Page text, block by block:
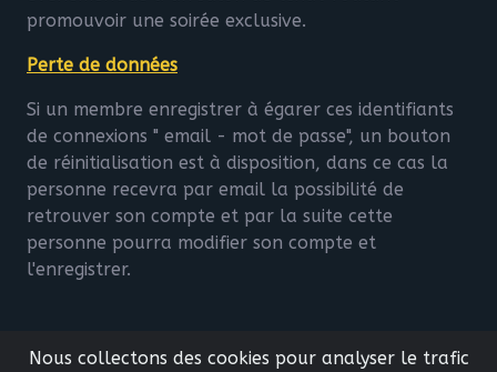
promouvoir une soirée exclusive.
Perte de données
Si un membre enregistrer à égarer ces identifiants
de connexions " email - mot de passe", un bouton
de réinitialisation est à disposition, dans ce cas la
personne recevra par email la possibilité de
retrouver son compte et par la suite cette
personne pourra modifier son compte et
l'enregistrer.
Nous collectons des cookies pour analyser le trafic